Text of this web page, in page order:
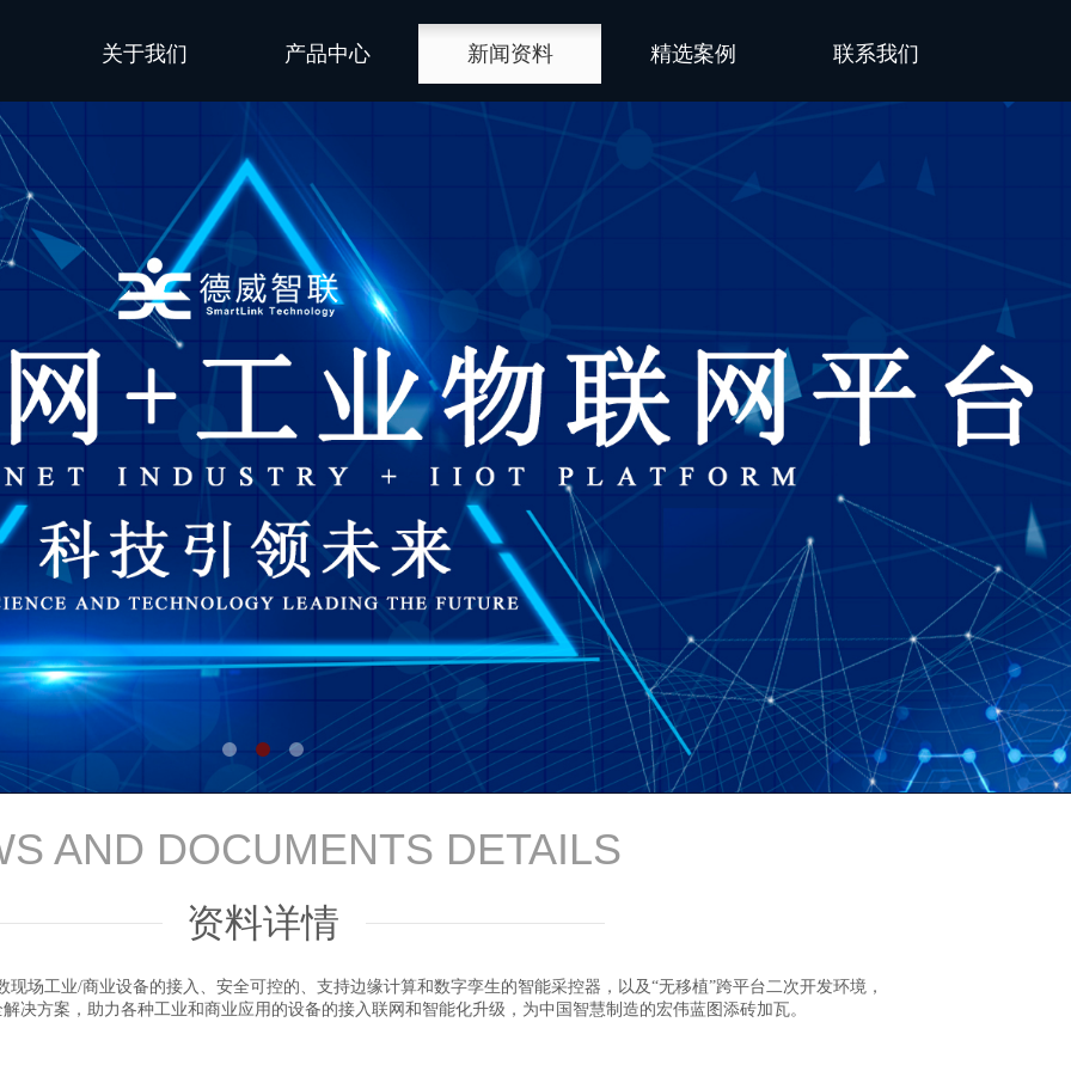
关于我们 产品中心 新闻资料 精选案例 联系我们
场工业/商业设备的接入、安全可控的、支持边缘计算和数字孪生的智能采控器，以及“无移植”跨平台二次开发环境，
决方案，助力各种工业和商业应用的设备的接入联网和智能化升级，为中国智慧制造的宏伟蓝图添砖加瓦。
资料详情
AND DOCUMENTS DETAILS